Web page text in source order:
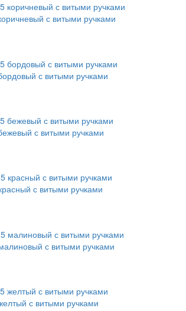
с витыми ручками
с витыми ручками
с витыми ручками
с витыми ручками
с витыми ручками
с витыми ручками